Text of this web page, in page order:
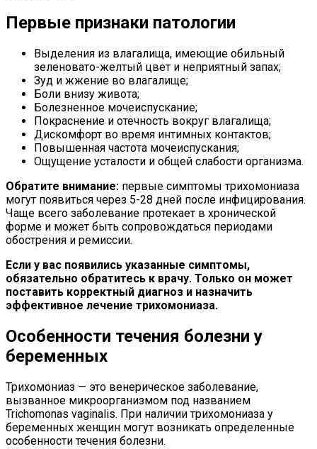
Первые признаки патологии
Выделения из влагалища, имеющие обильный
зеленовато-желтый цвет и неприятный запах;
Зуд и жжение во влагалище;
Боли внизу живота;
Болезненное мочеиспускание;
Покраснение и отечность вокруг влагалища;
Дискомфорт во время интимных контактов;
Повышенная частота мочеиспускания;
Ощущение усталости и общей слабости организма.
Обратите внимание: первые симптомы трихомониаза
могут появиться через 5-28 дней после инфицирования.
Чаще всего заболевание протекает в хронической
форме и может быть сопровождаться периодами
обострения и ремиссии.
Если у вас появились указанные симптомы,
обязательно обратитесь к врачу. Только он может
поставить корректный диагноз и назначить
эффективное лечение трихомониаза.
Особенности течения болезни у
беременных
Трихомониаз — это венерическое заболевание,
вызванное микроорганизмом под названием
Trichomonas vaginalis. При наличии трихомониаза у
беременных женщин могут возникать определенные
особенности течения болезни.